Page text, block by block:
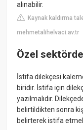
alınabilir.
Kaynak kaldırma
mehmetalihelvaci.av.tr
Özel
İstifa dilekçesi
biridir. İstifa için
yazılmalıdır.
belirtildikten sonra
belirterek istifa